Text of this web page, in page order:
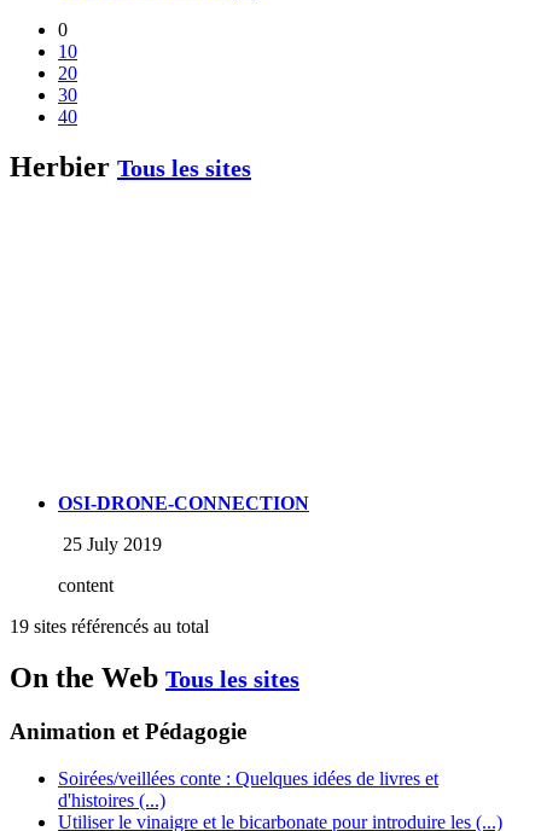
0
10
20
30
40
Herbier Tous les sites
OSI-DRONE-CONNECTION
25 July 2019
content
19 sites référencés au total
On the Web Tous les sites
Animation et Pédagogie
Soirées/veillées conte : Quelques idées de livres et
d'histoires (...)
Utiliser le vinaigre et le bicarbonate pour introduire les (...)